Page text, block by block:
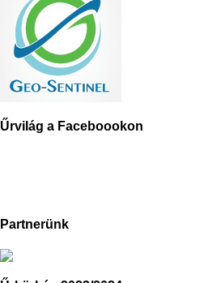
Űrvilág a Faceboookon
Partnerünk